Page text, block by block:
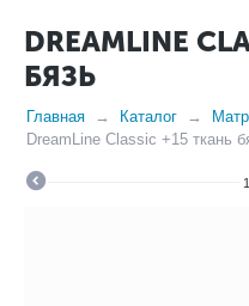
DREAMLINE
БЯЗЬ
Главная Каталог
DreamLine Classic +15 ткань